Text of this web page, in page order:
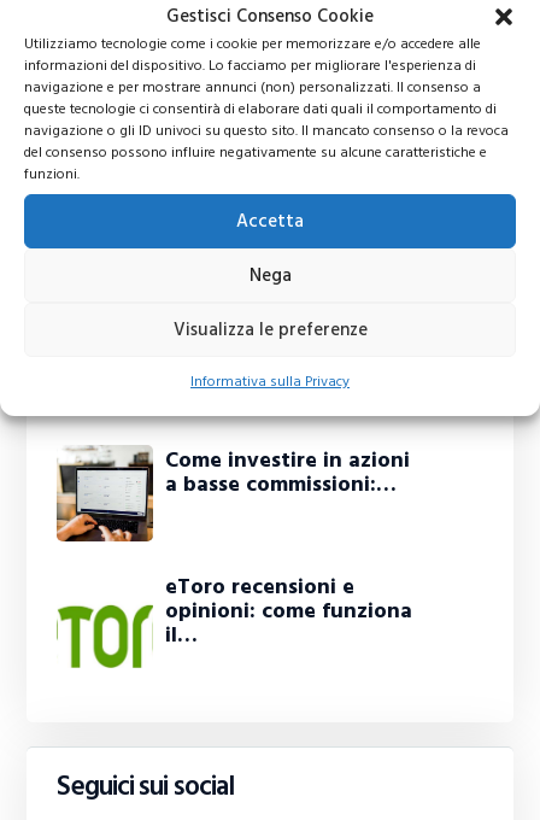
Gestisci Consenso Cookie
Utilizziamo tecnologie come i cookie per memorizzare e/o accedere alle
informazioni del dispositivo. Lo facciamo per migliorare l'esperienza di
navigazione e per mostrare annunci (non) personalizzati. Il consenso a
queste tecnologie ci consentirà di elaborare dati quali il comportamento di
navigazione o gli ID univoci su questo sito. Il mancato consenso o la revoca
del consenso possono influire negativamente su alcune caratteristiche e
funzioni.
Accetta
Nega
Visualizza le preferenze
Informativa sulla Privacy
Ti potrebbero interessare
Trading Online come
iniziare da zero (Guida
Completa)
IQ Option Recensione -
Broker CFD
Come investire in azioni
a basse commissioni:…
eToro recensioni e
opinioni: come funziona
il…
Seguici sui social